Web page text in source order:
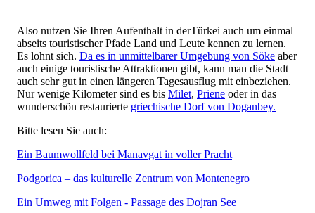
Also nutzen Sie Ihren Aufenthalt in derTürkei auch um einmal
abseits touristischer Pfade Land und Leute kennen zu lernen.
Es lohnt sich. Da es in unmittelbarer Umgebung von Söke aber
auch einige touristische Attraktionen gibt, kann man die Stadt
auch sehr gut in einen längeren Tagesausflug mit einbeziehen.
Nur wenige Kilometer sind es bis Milet, Priene oder in das
wunderschön restaurierte griechische Dorf von Doganbey.
Bitte lesen Sie auch:
Ein Baumwollfeld bei Manavgat in voller Pracht
Podgorica – das kulturelle Zentrum von Montenegro
Ein Umweg mit Folgen - Passage des Dojran See